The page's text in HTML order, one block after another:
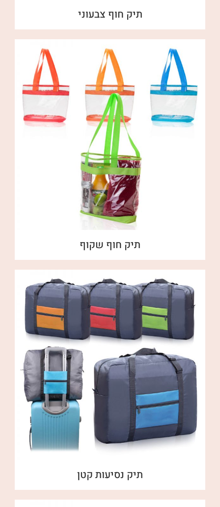
תיק חוף צבעוני
תיק חוף שקוף
תיק נסיעות קטן